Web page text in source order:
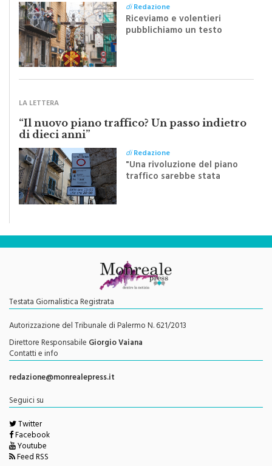
diRedazione
Riceviamo e volentieri
pubblichiamo un testo
Festa del Santissimo
LA LETTERA
“Il nuovo piano traffico? Un passo indietro
di dieci anni”
diRedazione
"Una rivoluzione del piano
traffico sarebbe stata
Testata Giornalistica Registrata
Autorizzazione del Tribunale di Palermo N. 621/2013
Direttore Responsabile Giorgio Vaiana
Contatti e info
redazione@monrealepress.it
Seguici su
Twitter
Facebook
Youtube
Feed RSS